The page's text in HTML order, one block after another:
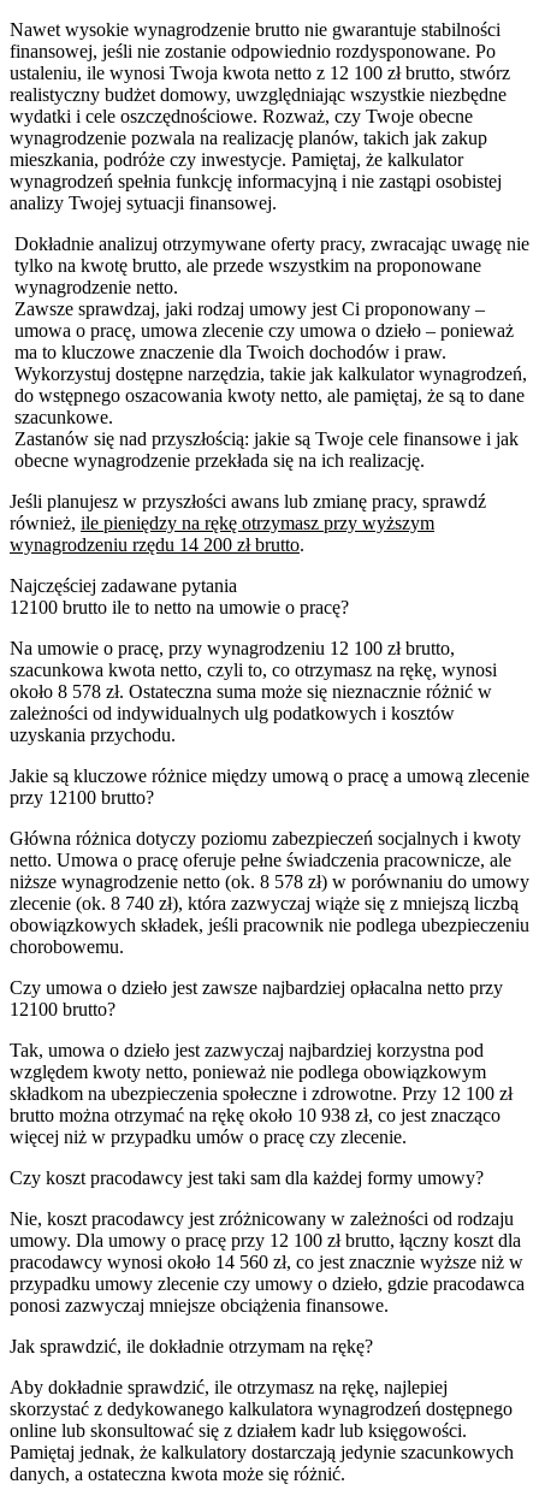
Nawet wysokie wynagrodzenie brutto nie gwarantuje stabilności
finansowej, jeśli nie zostanie odpowiednio rozdysponowane. Po
ustaleniu, ile wynosi Twoja kwota netto z 12 100 zł brutto, stwórz
realistyczny budżet domowy, uwzględniając wszystkie niezbędne
wydatki i cele oszczędnościowe. Rozważ, czy Twoje obecne
wynagrodzenie pozwala na realizację planów, takich jak zakup
mieszkania, podróże czy inwestycje. Pamiętaj, że kalkulator
wynagrodzeń spełnia funkcję informacyjną i nie zastąpi osobistej
analizy Twojej sytuacji finansowej.
Dokładnie analizuj otrzymywane oferty pracy, zwracając uwagę nie
tylko na kwotę brutto, ale przede wszystkim na proponowane
wynagrodzenie netto.
Zawsze sprawdzaj, jaki rodzaj umowy jest Ci proponowany –
umowa o pracę, umowa zlecenie czy umowa o dzieło – ponieważ
ma to kluczowe znaczenie dla Twoich dochodów i praw.
Wykorzystuj dostępne narzędzia, takie jak kalkulator wynagrodzeń,
do wstępnego oszacowania kwoty netto, ale pamiętaj, że są to dane
szacunkowe.
Zastanów się nad przyszłością: jakie są Twoje cele finansowe i jak
obecne wynagrodzenie przekłada się na ich realizację.
Jeśli planujesz w przyszłości awans lub zmianę pracy, sprawdź
również, ile pieniędzy na rękę otrzymasz przy wyższym
wynagrodzeniu rzędu 14 200 zł brutto.
Najczęściej zadawane pytania
12100 brutto ile to netto na umowie o pracę?
Na umowie o pracę, przy wynagrodzeniu 12 100 zł brutto,
szacunkowa kwota netto, czyli to, co otrzymasz na rękę, wynosi
około 8 578 zł. Ostateczna suma może się nieznacznie różnić w
zależności od indywidualnych ulg podatkowych i kosztów
uzyskania przychodu.
Jakie są kluczowe różnice między umową o pracę a umową zlecenie
przy 12100 brutto?
Główna różnica dotyczy poziomu zabezpieczeń socjalnych i kwoty
netto. Umowa o pracę oferuje pełne świadczenia pracownicze, ale
niższe wynagrodzenie netto (ok. 8 578 zł) w porównaniu do umowy
zlecenie (ok. 8 740 zł), która zazwyczaj wiąże się z mniejszą liczbą
obowiązkowych składek, jeśli pracownik nie podlega ubezpieczeniu
chorobowemu.
Czy umowa o dzieło jest zawsze najbardziej opłacalna netto przy
12100 brutto?
Tak, umowa o dzieło jest zazwyczaj najbardziej korzystna pod
względem kwoty netto, ponieważ nie podlega obowiązkowym
składkom na ubezpieczenia społeczne i zdrowotne. Przy 12 100 zł
brutto można otrzymać na rękę około 10 938 zł, co jest znacząco
więcej niż w przypadku umów o pracę czy zlecenie.
Czy koszt pracodawcy jest taki sam dla każdej formy umowy?
Nie, koszt pracodawcy jest zróżnicowany w zależności od rodzaju
umowy. Dla umowy o pracę przy 12 100 zł brutto, łączny koszt dla
pracodawcy wynosi około 14 560 zł, co jest znacznie wyższe niż w
przypadku umowy zlecenie czy umowy o dzieło, gdzie pracodawca
ponosi zazwyczaj mniejsze obciążenia finansowe.
Jak sprawdzić, ile dokładnie otrzymam na rękę?
Aby dokładnie sprawdzić, ile otrzymasz na rękę, najlepiej
skorzystać z dedykowanego kalkulatora wynagrodzeń dostępnego
online lub skonsultować się z działem kadr lub księgowości.
Pamiętaj jednak, że kalkulatory dostarczają jedynie szacunkowych
danych, a ostateczna kwota może się różnić.